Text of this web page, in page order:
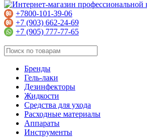
+7800-101-39-06
+7 (903) 662-24-69
+7 (905) 777-77-65
Бренды
Гель-лаки
Дезинфекторы
Жидкости
Средства для ухода
Расходные материалы
Аппараты
Инструменты